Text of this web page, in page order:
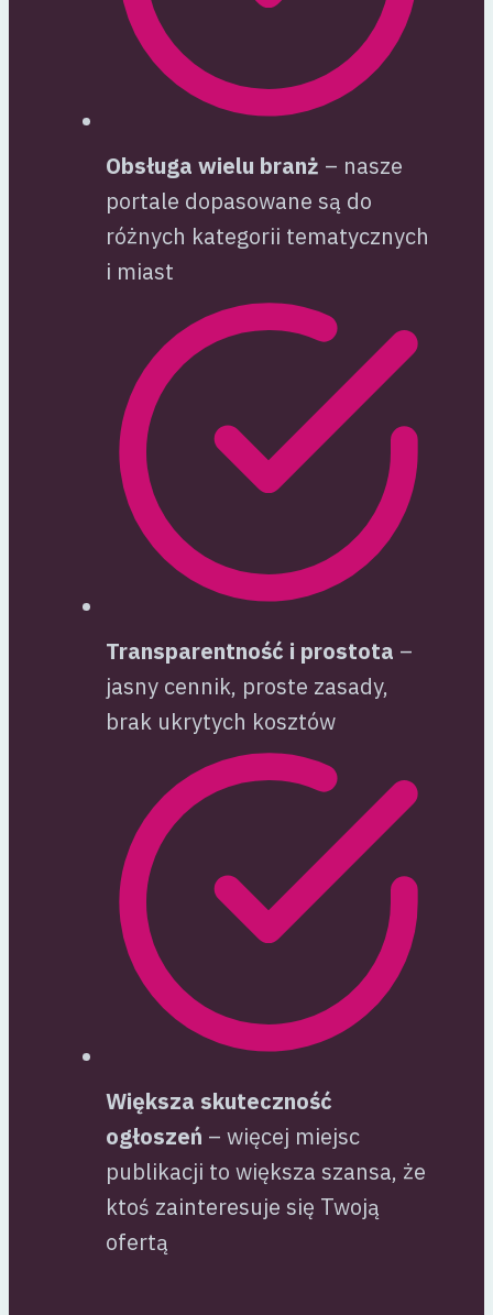
Obsługa wielu branż – nasze
portale dopasowane są do
różnych kategorii tematycznych
i miast
Transparentność i prostota –
jasny cennik, proste zasady,
brak ukrytych kosztów
Większa skuteczność
ogłoszeń – więcej miejsc
publikacji to większa szansa, że
ktoś zainteresuje się Twoją
ofertą